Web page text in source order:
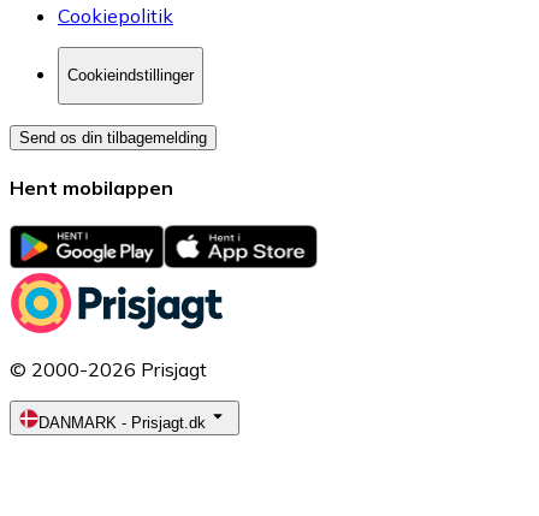
Cookiepolitik
Cookieindstillinger
Send os din tilbagemelding
Hent mobilappen
© 2000-2026 Prisjagt
DANMARK - Prisjagt.dk